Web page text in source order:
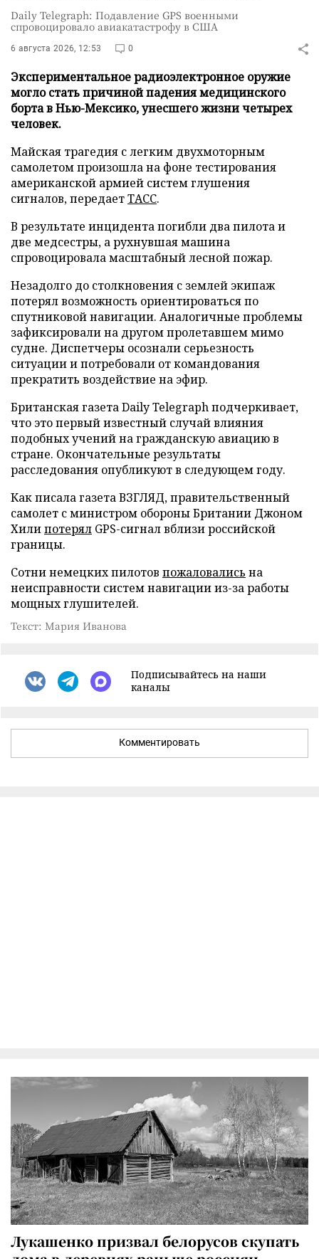
Daily Telegraph: Подавление GPS военными
спровоцировало авиакатастрофу в США
6 августа 2026, 12:53 0
Экспериментальное радиоэлектронное оружие
могло стать причиной падения медицинского
борта в Нью-Мексико, унесшего жизни четырех
человек.
Майская трагедия с легким двухмоторным
самолетом произошла на фоне тестирования
американской армией систем глушения
сигналов, передаетТАСС.
В результате инцидента погибли два пилота и
две медсестры, а рухнувшая машина
спровоцировала масштабный лесной пожар.
Незадолго до столкновения с землей экипаж
потерял возможность ориентироваться по
спутниковой навигации. Аналогичные проблемы
зафиксировали на другом пролетавшем мимо
судне. Диспетчеры осознали серьезность
ситуации и потребовали от командования
прекратить воздействие на эфир.
Британская газета Daily Telegraph подчеркивает,
что это первый известный случай влияния
подобных учений на гражданскую авиацию в
стране. Окончательные результаты
расследования опубликуют в следующем году.
Как писала газета ВЗГЛЯД, правительственный
самолет с министром обороны Британии Джоном
Хилипотерял GPS-сигнал вблизи российской
границы.
Сотни немецких пилотов пожаловались на
неисправности систем навигации из-за работы
мощных глушителей.
Текст: Мария Иванова
Подписывайтесь на наши
каналы
Комментировать
Лукашенко призвал белорусов скупать